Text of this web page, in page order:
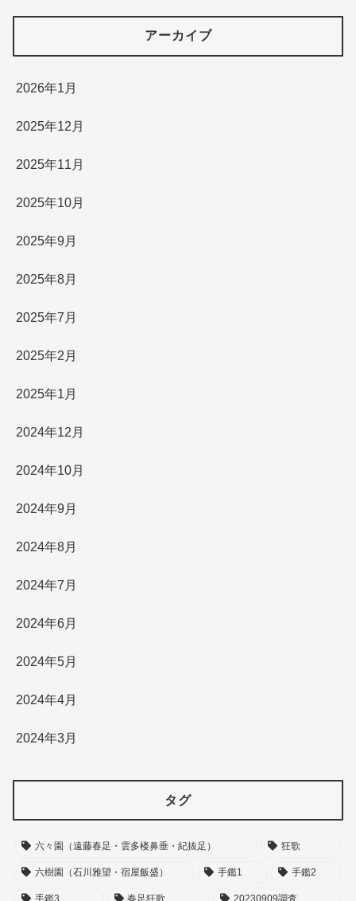
アーカイブ
2026年1月
2025年12月
2025年11月
2025年10月
2025年9月
2025年8月
2025年7月
2025年2月
2025年1月
2024年12月
2024年10月
2024年9月
2024年8月
2024年7月
2024年6月
2024年5月
2024年4月
2024年3月
タグ
六々園（遠藤春足・雲多楼鼻垂・紀抜足） 狂歌
六樹園（石川雅望・宿屋飯盛） 手鑑1 手鑑2